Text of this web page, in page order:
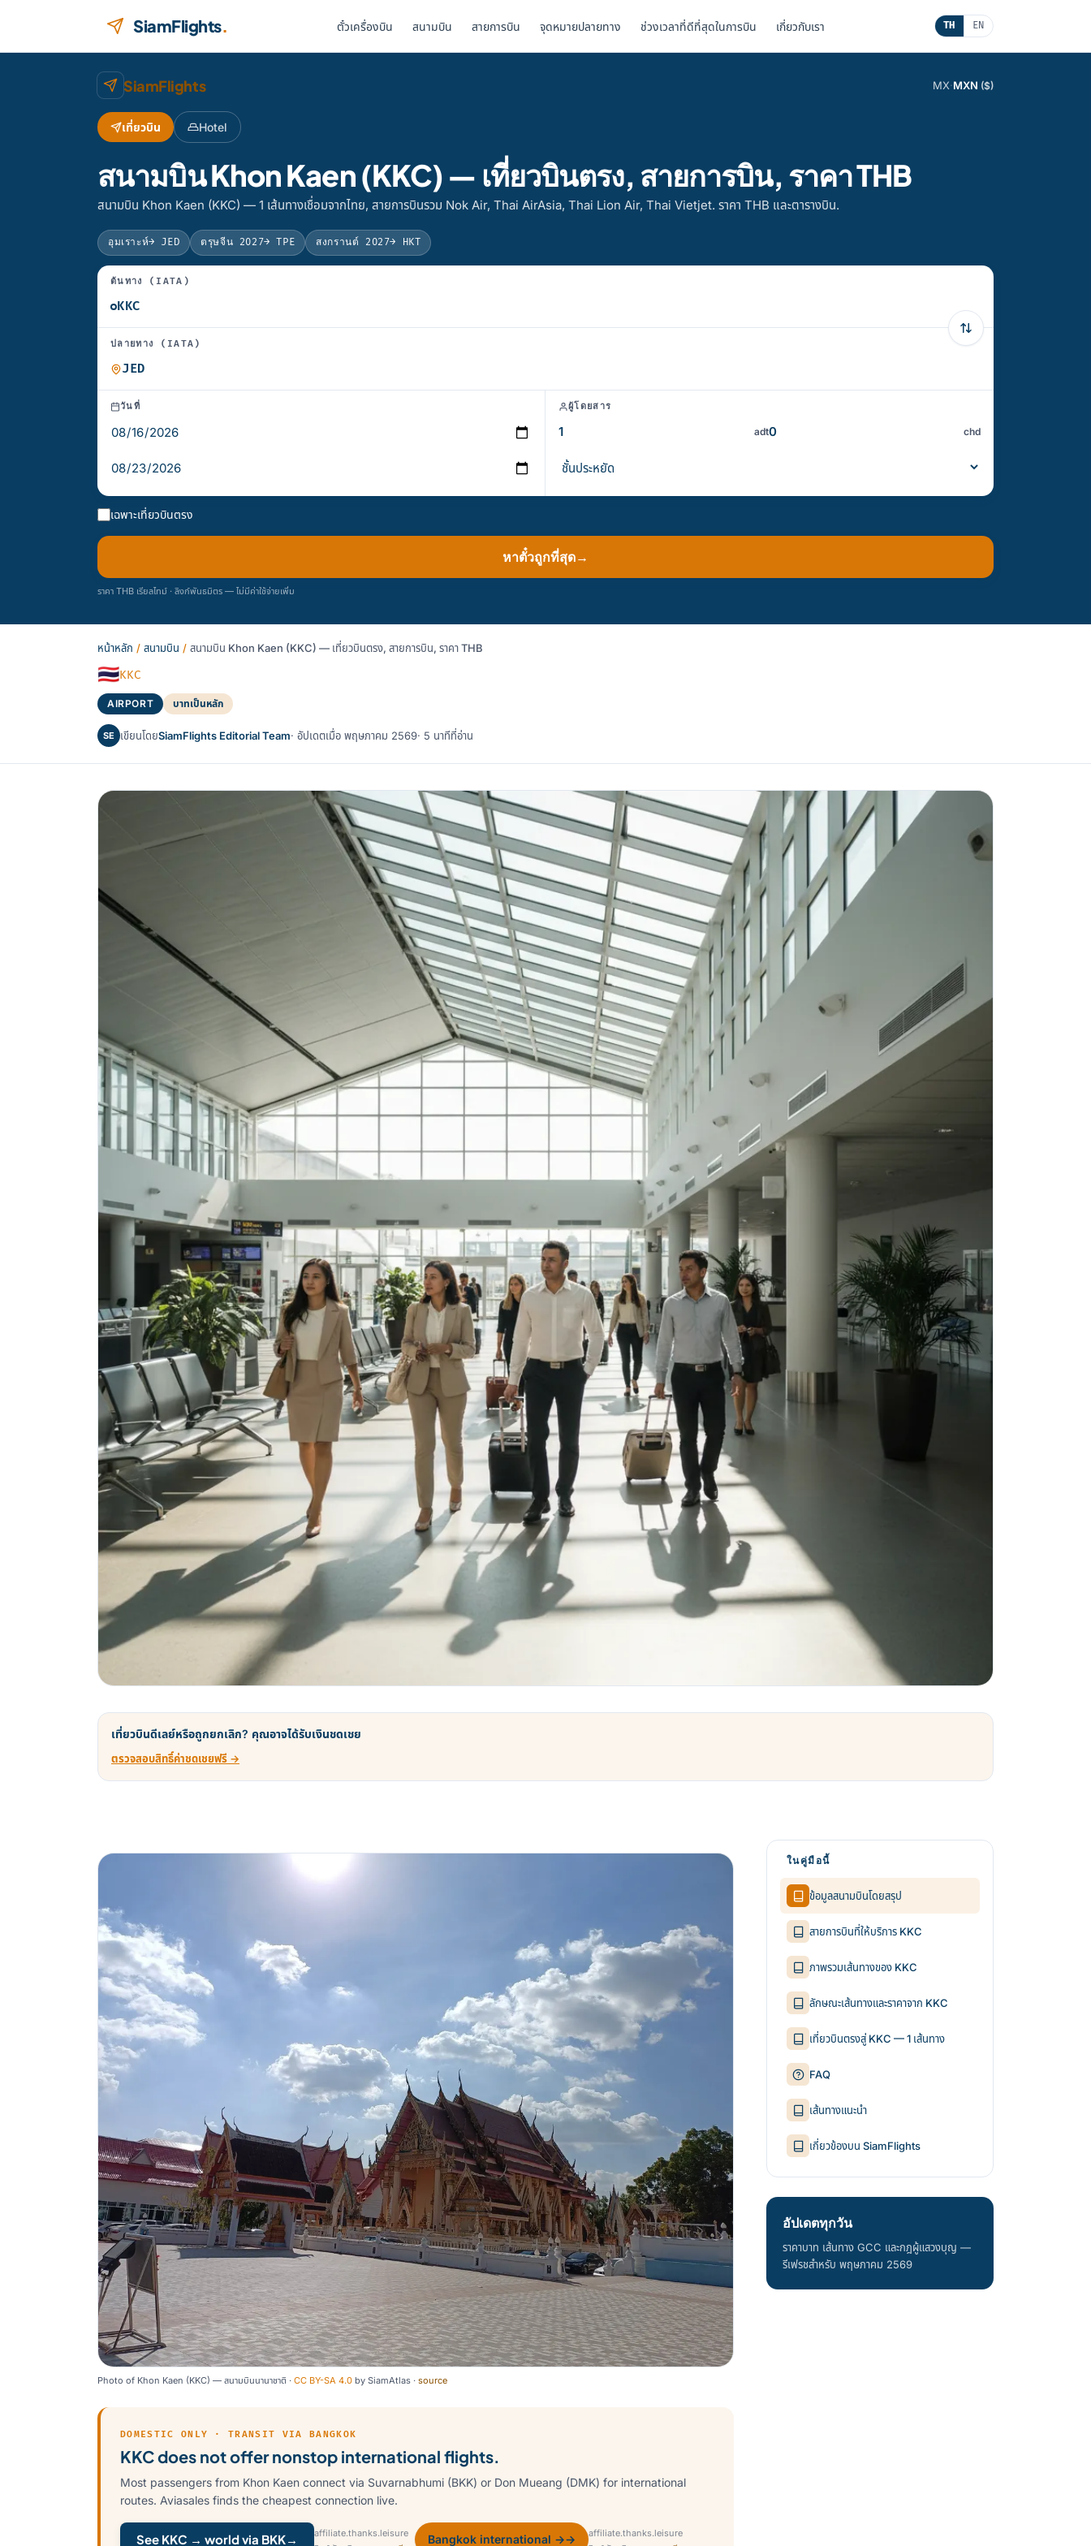
SiamFlights. ตั๋วเครื่องบิน สนามบิน สายการบิน จุดหมายปลายทาง ช่วงเวลาที่ดีที่สุดในการบิน เกี่ยวกับเรา TH EN
SiamFlights MX·MXN ($)
เที่ยวบิน Hotel
สนามบิน Khon Kaen (KKC) — เที่ยวบินตรง, สายการบิน, ราคา THB
สนามบิน Khon Kaen (KKC) — 1 เส้นทางเชื่อมจากไทย, สายการบินรวม Nok Air, Thai AirAsia, Thai Lion Air, Thai Vietjet. ราคา THB และตารางบิน.
อุมเราะห์→ JED ตรุษจีน 2027→ TPE สงกรานต์ 2027→ HKT
ต้นทาง (IATA)
ปลายทาง (IATA)
วันที่ ผู้โดยสาร
adt chd
เฉพาะเที่ยวบินตรง
หาตั๋วถูกที่สุด→
ราคา THB เรียลไทม์ · ลิงก์พันธมิตร — ไม่มีค่าใช้จ่ายเพิ่ม
หน้าหลัก / สนามบิน / สนามบิน Khon Kaen (KKC) — เที่ยวบินตรง, สายการบิน, ราคา THB
🇹🇭KKC
AIRPORT บาทเป็นหลัก
SE เขียนโดยSiamFlights Editorial Team· อัปเดตเมื่อ พฤษภาคม 2569· 5 นาทีที่อ่าน
เที่ยวบินดีเลย์หรือถูกยกเลิก? คุณอาจได้รับเงินชดเชย
ตรวจสอบสิทธิ์ค่าชดเชยฟรี →
Photo of Khon Kaen (KKC) — สนามบินนานาชาติ · CC BY-SA 4.0 by SiamAtlas · source
DOMESTIC ONLY · TRANSIT VIA BANGKOK
KKC does not offer nonstop international flights.
Most passengers from Khon Kaen connect via Suvarnabhumi (BKK) or Don Mueang (DMK) for international
routes. Aviasales finds the cheapest connection live.
See KKC → world via BKK→
affiliate.thanks.leisure
Bangkok international →→
affiliate.thanks.leisure
ในคู่มือนี้
ข้อมูลสนามบินโดยสรุป
สายการบินที่ให้บริการ KKC
ภาพรวมเส้นทางของ KKC
ลักษณะเส้นทางและราคาจาก KKC
เที่ยวบินตรงสู่ KKC — 1 เส้นทาง
FAQ
เส้นทางแนะนำ
เกี่ยวข้องบน SiamFlights
อัปเดตทุกวัน
ราคาบาท เส้นทาง GCC และกฎผู้แสวงบุญ —
รีเฟรชสำหรับ พฤษภาคม 2569